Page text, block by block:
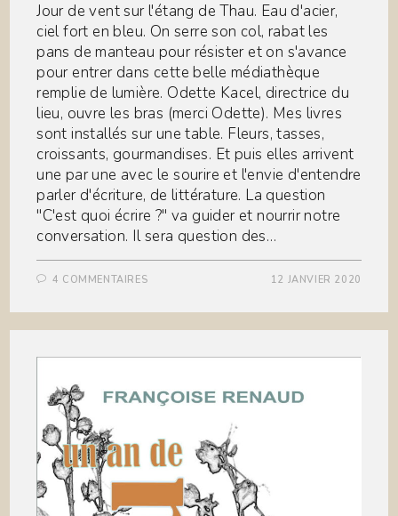
Jour de vent sur l'étang de Thau. Eau d'acier,
ciel fort en bleu. On serre son col, rabat les
pans de manteau pour résister et on s'avance
pour entrer dans cette belle médiathèque
remplie de lumière. Odette Kacel, directrice du
lieu, ouvre les bras (merci Odette). Mes livres
sont installés sur une table. Fleurs, tasses,
croissants, gourmandises. Et puis elles arrivent
une par une avec le sourire et l'envie d'entendre
parler d'écriture, de littérature. La question
"C'est quoi écrire ?" va guider et nourrir notre
conversation. Il sera question des…
4 COMMENTAIRES 12 JANVIER 2020